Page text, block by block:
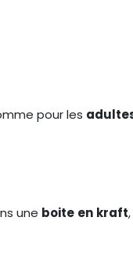
pour les
une boite en kraft